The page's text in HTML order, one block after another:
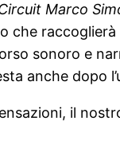
Marco
che
sonoro e
anche dopo
il